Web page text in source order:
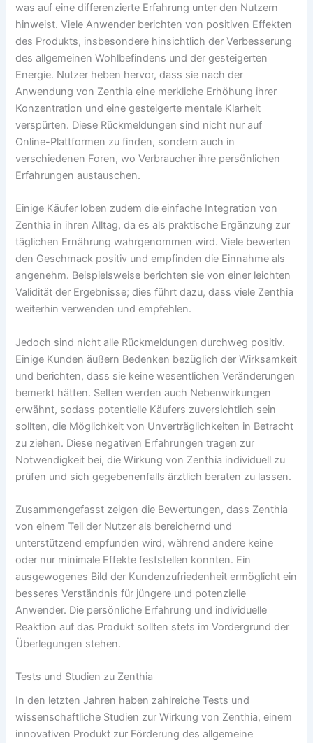
was auf eine differenzierte Erfahrung unter den Nutzern
hinweist. Viele Anwender berichten von positiven Effekten
des Produkts, insbesondere hinsichtlich der Verbesserung
des allgemeinen Wohlbefindens und der gesteigerten
Energie. Nutzer heben hervor, dass sie nach der
Anwendung von Zenthia eine merkliche Erhöhung ihrer
Konzentration und eine gesteigerte mentale Klarheit
verspürten. Diese Rückmeldungen sind nicht nur auf
Online-Plattformen zu finden, sondern auch in
verschiedenen Foren, wo Verbraucher ihre persönlichen
Erfahrungen austauschen.
Einige Käufer loben zudem die einfache Integration von
Zenthia in ihren Alltag, da es als praktische Ergänzung zur
täglichen Ernährung wahrgenommen wird. Viele bewerten
den Geschmack positiv und empfinden die Einnahme als
angenehm. Beispielsweise berichten sie von einer leichten
Validität der Ergebnisse; dies führt dazu, dass viele Zenthia
weiterhin verwenden und empfehlen.
Jedoch sind nicht alle Rückmeldungen durchweg positiv.
Einige Kunden äußern Bedenken bezüglich der Wirksamkeit
und berichten, dass sie keine wesentlichen Veränderungen
bemerkt hätten. Selten werden auch Nebenwirkungen
erwähnt, sodass potentielle Käufers zuversichtlich sein
sollten, die Möglichkeit von Unverträglichkeiten in Betracht
zu ziehen. Diese negativen Erfahrungen tragen zur
Notwendigkeit bei, die Wirkung von Zenthia individuell zu
prüfen und sich gegebenenfalls ärztlich beraten zu lassen.
Zusammengefasst zeigen die Bewertungen, dass Zenthia
von einem Teil der Nutzer als bereichernd und
unterstützend empfunden wird, während andere keine
oder nur minimale Effekte feststellen konnten. Ein
ausgewogenes Bild der Kundenzufriedenheit ermöglicht ein
besseres Verständnis für jüngere und potenzielle
Anwender. Die persönliche Erfahrung und individuelle
Reaktion auf das Produkt sollten stets im Vordergrund der
Überlegungen stehen.
Tests und Studien zu Zenthia
In den letzten Jahren haben zahlreiche Tests und
wissenschaftliche Studien zur Wirkung von Zenthia, einem
innovativen Produkt zur Förderung des allgemeine